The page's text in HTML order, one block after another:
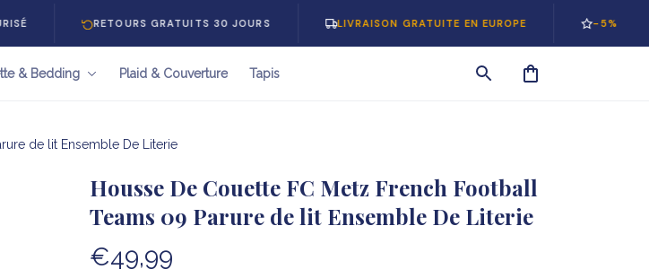
RETOURS GRATUITS 30 JOURS LIVRAISON GRATUITE EN EUROPE -5% SUR VOTRE
& Bedding Plaid & Couverture Tapis
de lit Ensemble De Literie
Housse De Couette FC Metz French Football
Teams 09 Parure de lit Ensemble De Literie
€49,99